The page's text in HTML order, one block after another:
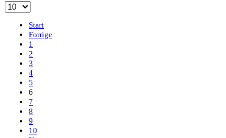
Start
Forrige
1
2
3
4
5
6
7
8
9
10